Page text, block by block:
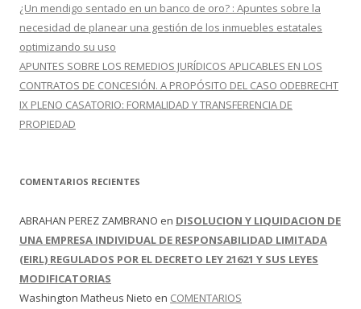
¿Un mendigo sentado en un banco de oro? : Apuntes sobre la
necesidad de planear una gestión de los inmuebles estatales
optimizando su uso
APUNTES SOBRE LOS REMEDIOS JURÍDICOS APLICABLES EN LOS
CONTRATOS DE CONCESIÓN. A PROPÓSITO DEL CASO ODEBRECHT
IX PLENO CASATORIO: FORMALIDAD Y TRANSFERENCIA DE
PROPIEDAD
COMENTARIOS RECIENTES
ABRAHAN PEREZ ZAMBRANO en DISOLUCION Y LIQUIDACION DE
UNA EMPRESA INDIVIDUAL DE RESPONSABILIDAD LIMITADA
(EIRL) REGULADOS POR EL DECRETO LEY 21621 Y SUS LEYES
MODIFICATORIAS
Washington Matheus Nieto en COMENTARIOS